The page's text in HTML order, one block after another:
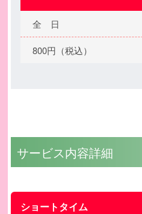
全 日
800円（税込）
サービス内容詳細
ショートタイム